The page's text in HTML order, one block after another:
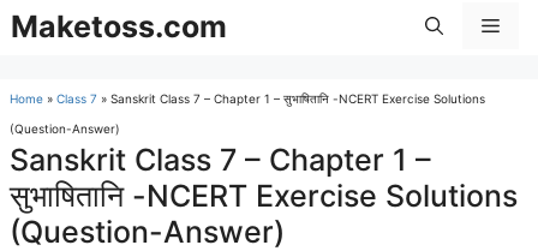
Skip
toMaketoss.com
Home » Class 7 » Sanskrit Class 7 – Chapter 1 – सुभाषितानि -NCERT Exercise Solutions
(Question-Answer)
Sanskrit Class 7 – Chapter 1 –
सुभाषितानि -NCERT Exercise Solutions
(Question-Answer)